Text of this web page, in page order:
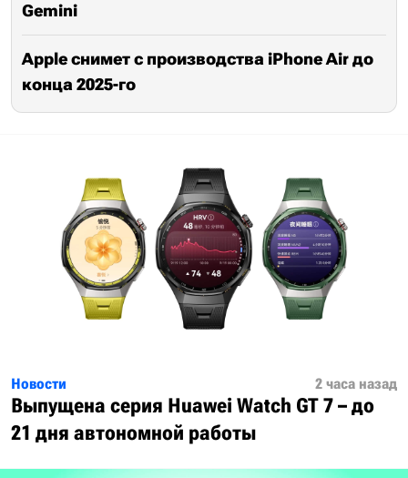
Gemini
Apple снимет с производства iPhone Air до
конца 2025-го
Новости 2 часа назад
Выпущена серия Huawei Watch GT 7 – до
21 дня автономной работы